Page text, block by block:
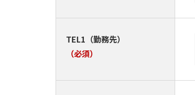
TEL1（勤務先）
（必須）